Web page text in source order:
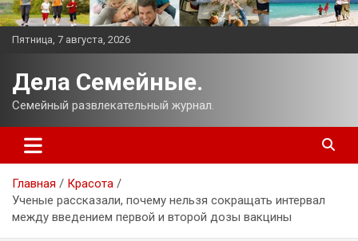
содержимому
Пятница, 7 августа, 2026
Дела Семейные.
Семейный развлекательный журнал.
Главная
Красота
Ученые рассказали, почему нельзя сокращать интервал
между введением первой и второй дозы вакцины